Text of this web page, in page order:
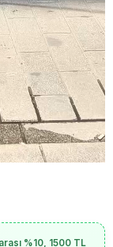
İndigo
%10, 1500 TL